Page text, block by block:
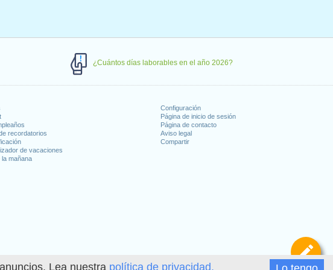
Lea nuestra política de privacidad.
¿Cuántos días laborables en el año 2026?
recordatorios
de vacaciones
la mañana
Configuración
Página de inicio de sesión
Página de contacto
Aviso legal
Compartir